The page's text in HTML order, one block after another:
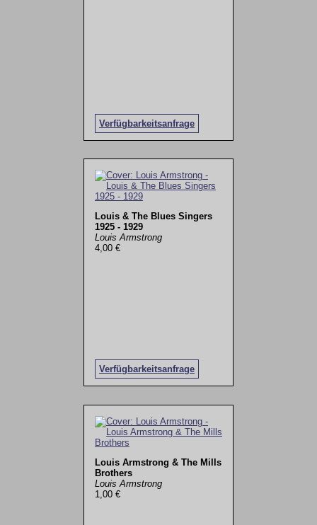
Verfügbarkeitsanfrage
Louis & The Blues Singers
1925 - 1929
Louis Armstrong
4,00 €
Verfügbarkeitsanfrage
Louis Armstrong & The Mills
Brothers
Louis Armstrong
1,00 €